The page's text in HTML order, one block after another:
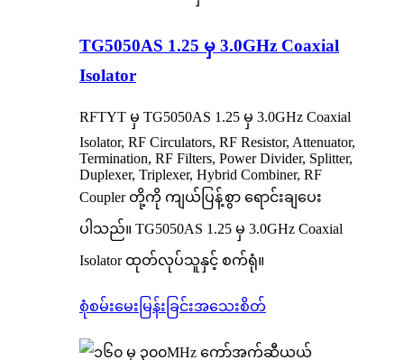
TG5050AS 1.25 မှ 3.0GHz Coaxial
Isolator
RFTYT မှ TG5050AS 1.25 မှ 3.0GHz Coaxial
Isolator, RF Circulators, RF Resistor, Attenuator,
Termination, RF Filters, Power Divider, Splitter,
Duplexer, Triplexer, Hybrid Combiner, RF
Coupler တို့ကို ကျယ်ပြန့်စွာ ရောင်းချပေး
ပါသည်။ TG5050AS 1.25 မှ 3.0GHz Coaxial
Isolator ထုတ်လုပ်သူနှင့် စက်ရုံ။
စုံစမ်းမေးမြန်းခြင်းအသေးစိတ်